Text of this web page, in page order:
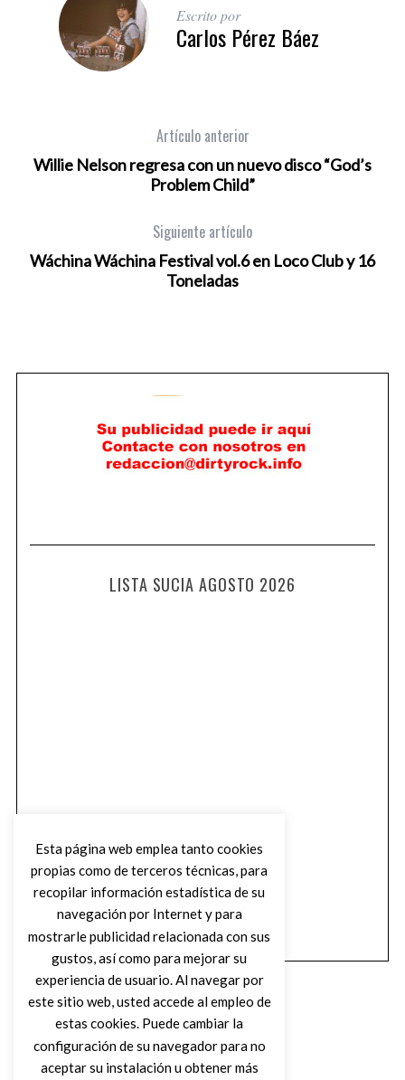
Escrito por
Carlos Pérez Báez
Artículo anterior
Willie Nelson regresa con un nuevo disco “God’s
Problem Child”
Siguiente artículo
Wáchina Wáchina Festival vol.6 en Loco Club y 16
Toneladas
LISTA SUCIA AGOSTO 2026
Esta página web emplea tanto cookies
propias como de terceros técnicas, para
recopilar información estadística de su
navegación por Internet y para
mostrarle publicidad relacionada con sus
gustos, así como para mejorar su
experiencia de usuario. Al navegar por
este sitio web, usted accede al empleo de
estas cookies. Puede cambiar la
configuración de su navegador para no
aceptar su instalación u obtener más